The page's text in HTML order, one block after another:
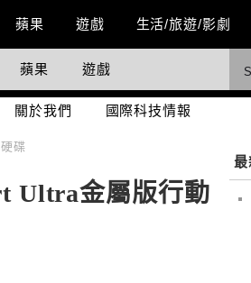
蘋果 遊戲 生活/旅遊/影劇
蘋果 遊戲
關於我們 國際科技情報
碟
Ultra金屬版行動
最